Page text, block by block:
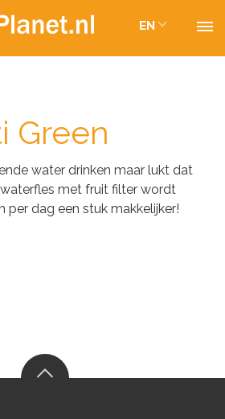
EN
Green
water drinken maar lukt dat
met fruit filter wordt
per dag een stuk makkelijker!